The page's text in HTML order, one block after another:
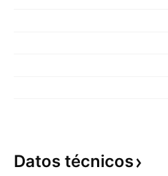
Datos técnicos